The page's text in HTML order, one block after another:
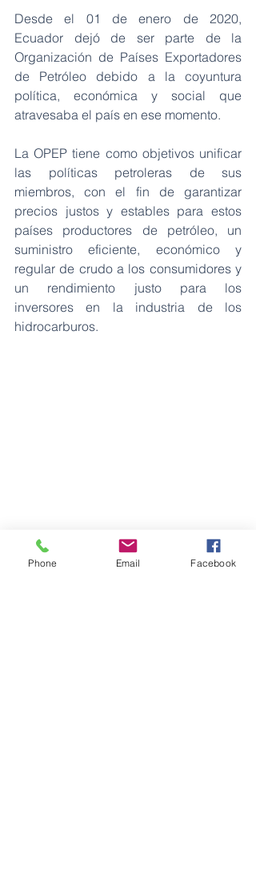
Desde el 01 de enero de 2020,
Ecuador dejó de ser parte de la
Organización de Países Exportadores
de Petróleo debido a la coyuntura
política, económica y social que
atravesaba el país en ese momento.
La OPEP tiene como objetivos unificar
las políticas petroleras de sus
miembros, con el fin de garantizar
precios justos y estables para estos
países productores de petróleo, un
suministro eficiente, económico y
regular de crudo a los consumidores y
un rendimiento justo para los
inversores en la industria de los
hidrocarburos.
Phone Email Facebook